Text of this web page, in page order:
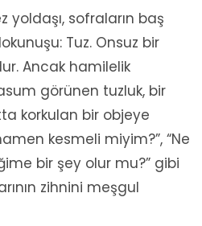
yoldaşı, sofraların baş
Tuz. Onsuz bir
Ancak hamilelik
görünen tuzluk, bir
korkulan bir objeye
kesmeli miyim?”, “Ne
bir şey olur mu?” gibi
zihnini meşgul